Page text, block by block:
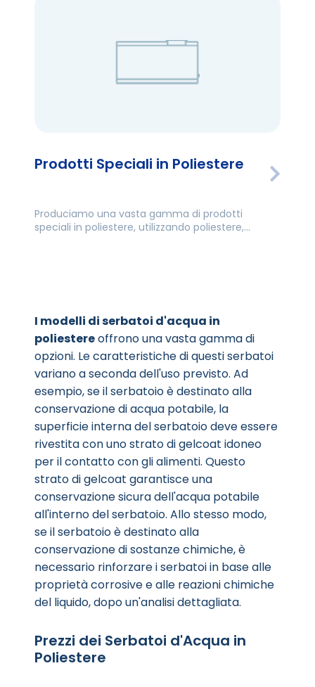
Prodotti Speciali in Poliestere
Produciamo una vasta gamma di prodotti
speciali in poliestere, utilizzando poliestere,
I modelli di serbatoi d'acqua in
poliestereoffrono una vasta gamma di
opzioni. Le caratteristiche di questi serbatoi
variano a seconda dell'uso previsto. Ad
esempio, se il serbatoio è destinato alla
conservazione di acqua potabile, la
superficie interna del serbatoio deve essere
rivestita con uno strato di gelcoat idoneo
per il contatto con gli alimenti. Questo
strato di gelcoat garantisce una
conservazione sicura dell'acqua potabile
all'interno del serbatoio. Allo stesso modo,
se il serbatoio è destinato alla
conservazione di sostanze chimiche, è
necessario rinforzare i serbatoi in base alle
proprietà corrosive e alle reazioni chimiche
del liquido, dopo un'analisi dettagliata.
Prezzi dei Serbatoi d'Acqua in
Poliestere